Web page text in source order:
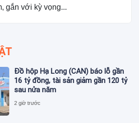
gắn với kỳ vọng...
Đồ hộp Hạ Long (CAN) báo lỗ gần
16 tỷ đồng, tài sản giảm gần 120 tỷ
sau nửa năm
2 giờ trước